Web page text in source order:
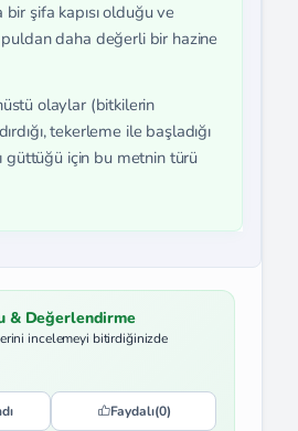
şifa kapısı olduğu ve
puldan daha değerli bir hazine
olaylar (bitkilerin
tekerleme ile başladığı
güttüğü için bu metnin türü
& Değerlendirme
incelemeyi bitirdiğinizde
Faydalı(0)